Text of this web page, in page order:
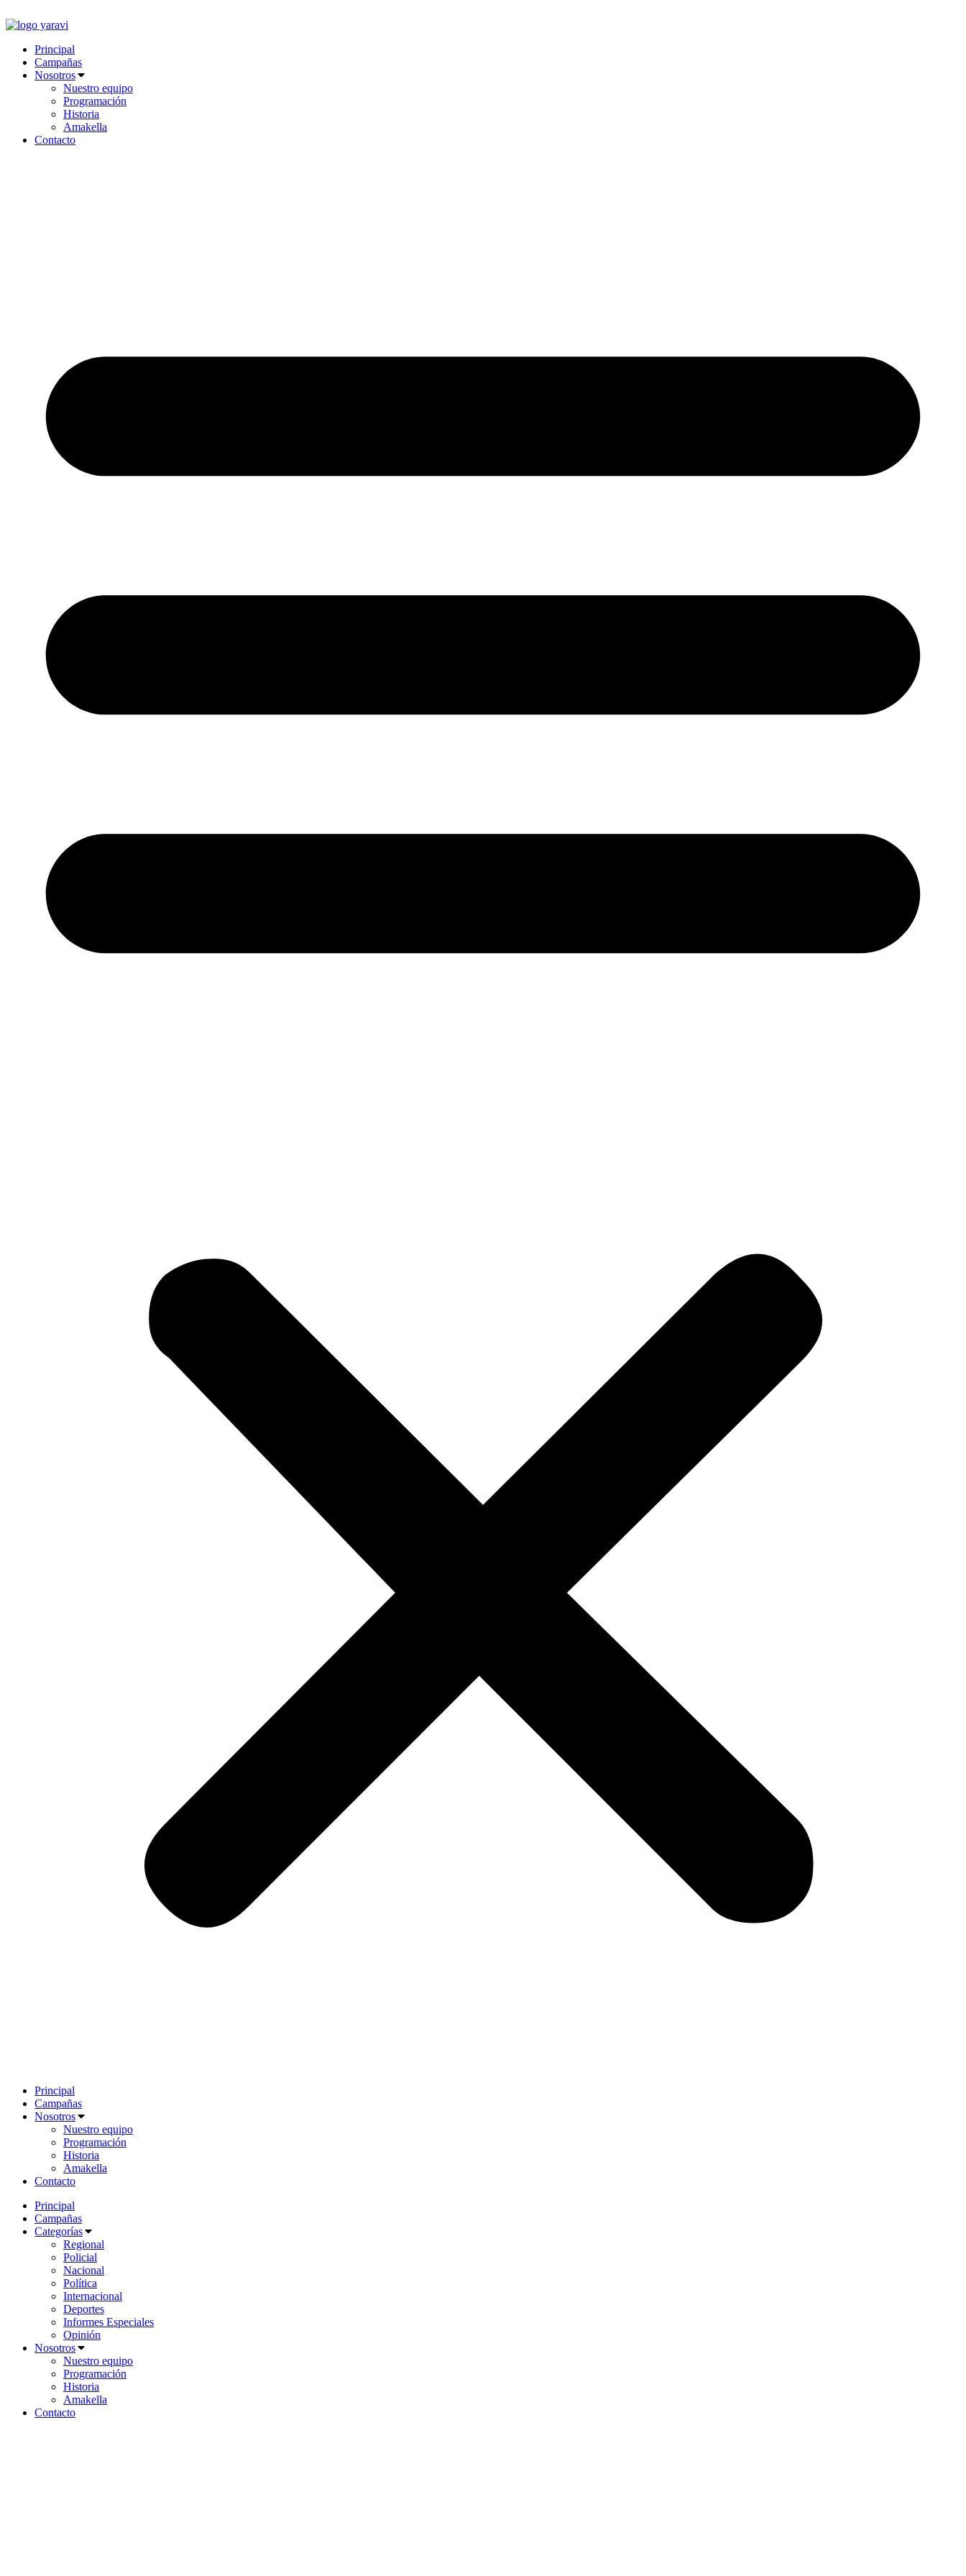
al
Principal
Campañas
Nosotros
Nuestro equipo
Programación
Historia
Amakella
Contacto
Principal
Campañas
Nosotros
Nuestro equipo
Programación
Historia
Amakella
Contacto
Principal
Campañas
Categorías
Regional
Policial
Nacional
Política
Internacional
Deportes
Informes Especiales
Opinión
Nosotros
Nuestro equipo
Programación
Historia
Amakella
Contacto